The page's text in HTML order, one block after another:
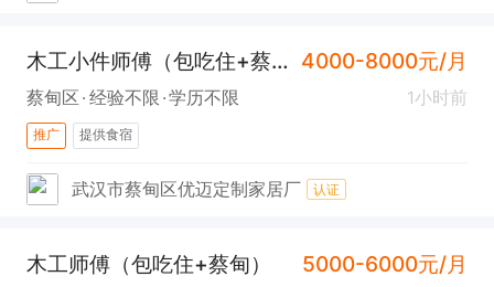
木工小件师傅（包吃住+蔡甸） 4000-8000元/月
蔡甸区 经验不限 学历不限 1小时前
推广 提供食宿
武汉市蔡甸区优迈定制家居厂 认证
木工师傅（包吃住+蔡甸） 5000-6000元/月